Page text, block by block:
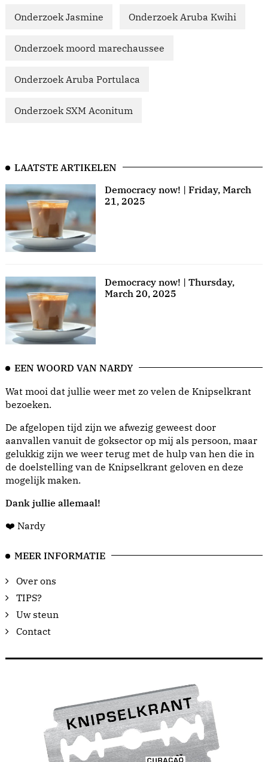
Onderzoek Jasmine Onderzoek Aruba Kwihi
Onderzoek moord marechaussee
Onderzoek Aruba Portulaca
Onderzoek SXM Aconitum
LAATSTE ARTIKELEN
Democracy now! | Friday, March
21, 2025
Democracy now! | Thursday,
March 20, 2025
EEN WOORD VAN NARDY
Wat mooi dat jullie weer met zo velen de Knipselkrant
bezoeken.
De afgelopen tijd zijn we afwezig geweest door
aanvallen vanuit de goksector op mij als persoon, maar
gelukkig zijn we weer terug met de hulp van hen die in
de doelstelling van de Knipselkrant geloven en deze
mogelijk maken.
Dank jullie allemaal!
❤️ Nardy
MEER INFORMATIE
Over ons
TIPS?
Uw steun
Contact